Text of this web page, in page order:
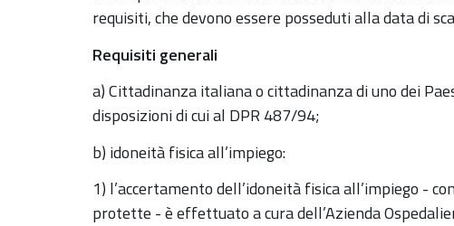
requisiti, che devono essere posseduti alla data di
Requisiti generali
a) Cittadinanza italiana o cittadinanza di uno dei
disposizioni di cui al DPR 487/94;
b) idoneità fisica all’impiego:
1) l’accertamento dell’idoneità fisica all’impiego -
protette - è effettuato a cura dell’Azienda